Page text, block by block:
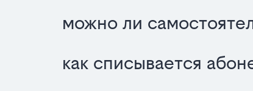
можно ли
как списывается